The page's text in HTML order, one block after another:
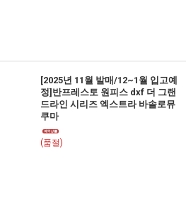
[2025년 11월 발매/12~1월 입고예
정]반프레스토 원피스 dxf 더 그랜
드라인 시리즈 엑스트라 바솔로뮤
쿠마
(품절)